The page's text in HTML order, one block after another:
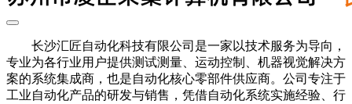
长沙汇匠自动化科技有限公司是一家以技术服务为导向，
专业为各行业用户提供测试测量、运动控制、机器视觉解决方
案的系统集成商，也是自动化核心零部件供应商。公司专注于
工业自动化产品的研发与销售，凭借自动化系统实施经验、行